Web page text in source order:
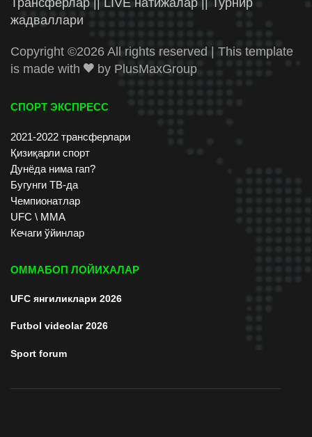
жадваллари
Copyright ©2026 All rights reserved | This template
is made with
by PlusMaxGroup
СПОРТ ЭКСПРЕСС
2021-2022 трансферлари
Қизиқарли спорт
Дунёда нима гап?
Бугунги ТВ-да
Чемпионатлар
UFC \ ММА
Кечаги ўйинлар
ОММАБОП ЛОЙИХАЛАР
UFC янгиликлари 2026
Futbol videolar 2026
Sport forum